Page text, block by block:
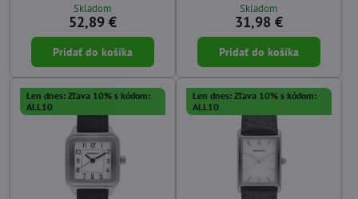
Skladom
52,89 €
Pridať do košíka
Skladom
31,98 €
Pridať do košíka
Len dnes: Zľava 10% s kódom:
ALL10
Len dnes: Zľava 10% s kódom:
ALL10